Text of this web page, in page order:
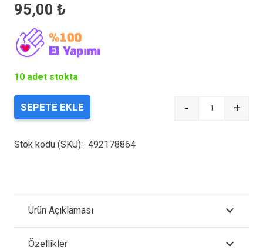
95,00 ₺
10 adet stokta
- +
SEPETE EKLE
Stok kodu (SKU): 492178864
Ürün Açıklaması
Özellikler